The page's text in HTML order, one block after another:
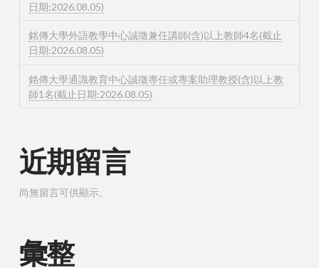
日期:2026.08.05)
銘傳大學外語教學中心誠徵兼任講師(含)以上教師4名(截止
日期:2026.08.05)
銘傳大學通識教育中心誠徵專任或專案助理教授(含)以上教
師1名(截止日期:2026.08.05)
近期留言
尚無留言可供顯示。
彙整